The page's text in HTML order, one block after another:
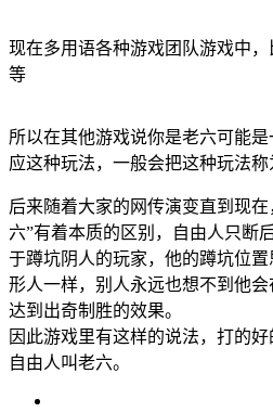
现在多用语各种游戏团队游戏中
等
所以在其他游戏说你是老六可能
应这种玩法，一般会把这种玩法称
后来随着大家的网传演变直到现
六”有着本质的区别，自由人只断
于蹲坑阴人的玩家，他的蹲坑位
形人一样，别人永远也想不到他
达到出奇制胜的效果。
因此游戏里有这样的说法，打的
自由人叫老六。